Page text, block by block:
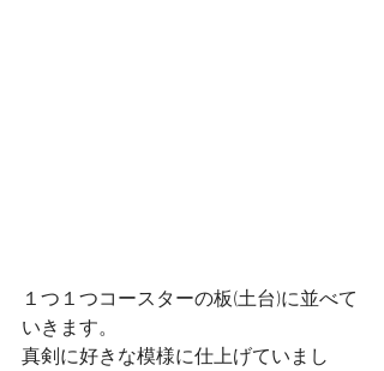
１つ１つコースターの板(土台)に並べて
いきます。
真剣に好きな模様に仕上げていまし